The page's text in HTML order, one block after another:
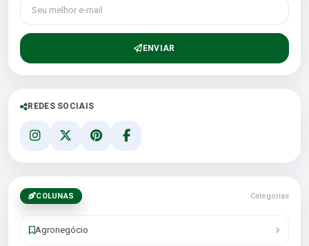
ENVIAR
REDES SOCIAIS
COLUNAS Categorias
Agronegócio